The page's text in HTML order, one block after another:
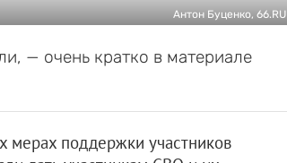
Антон Буценко, 66.RU
— очень кратко в материале
мерах поддержки участников